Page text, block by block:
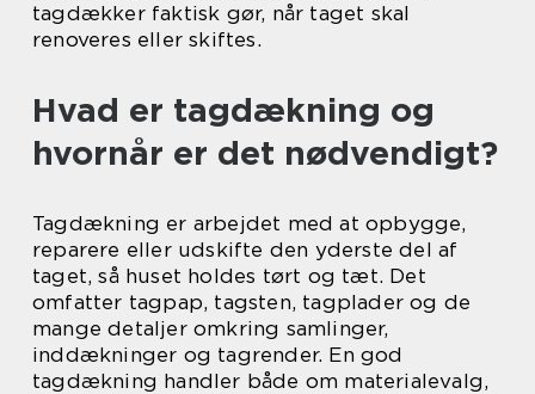
tagdækker faktisk gør, når taget skal
renoveres eller skiftes.
Hvad er tagdækning og
hvornår er det nødvendigt?
Tagdækning er arbejdet med at opbygge,
reparere eller udskifte den yderste del af
taget, så huset holdes tørt og tæt. Det
omfatter tagpap, tagsten, tagplader og de
mange detaljer omkring samlinger,
inddækninger og tagrender. En god
tagdækning handler både om materialevalg,